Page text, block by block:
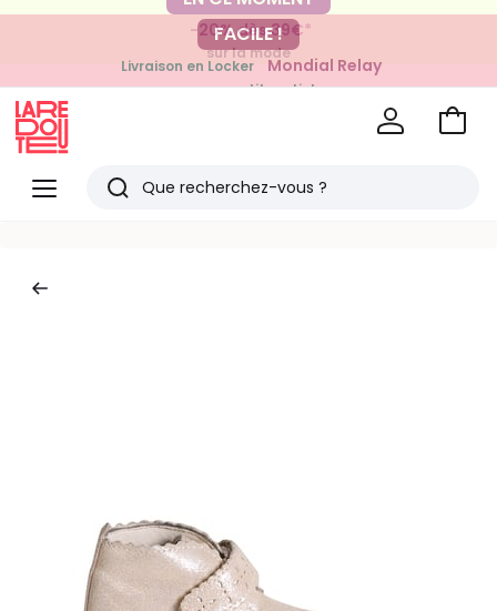
-20% dès 39€*
sur la mode
FACILE !
Livraison en Locker Mondial Relay
pour vos petits articles
Menu
Redoute
Rechercher
Voir